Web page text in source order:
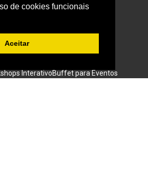
de cookies funcionais
Aceitar
Curso Barista
InterativoBuffet para Eventos